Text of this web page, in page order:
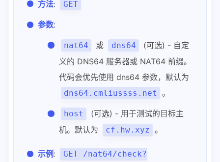
方法: GET
参数:
nat64 或 dns64
(可选) - 自定
义的 DNS64 服务器或 NAT64 前缀。
代码会优先使用 dns64 参数，默认为
dns64.cmliussss.net 。
host
(可选) - 用于测试的目标主
机。默认为
cf.hw.xyz 。
示例 :
GET /nat64/check?